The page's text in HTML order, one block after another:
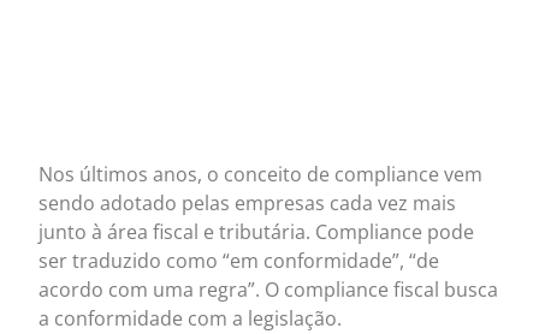
Nos últimos anos, o conceito de compliance vem
sendo adotado pelas empresas cada vez mais
junto à área fiscal e tributária. Compliance pode
ser traduzido como “em conformidade”, “de
acordo com uma regra”. O compliance fiscal busca
a conformidade com a legislação.